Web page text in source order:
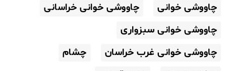
چاووشی خوانی
چاووشی خوانی خراسانی
چاووشی خوانی سبزواری
چاووشی خوانی غرب خراسان
چشام